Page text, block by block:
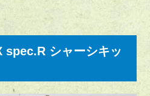
spec.R シャーシキッ